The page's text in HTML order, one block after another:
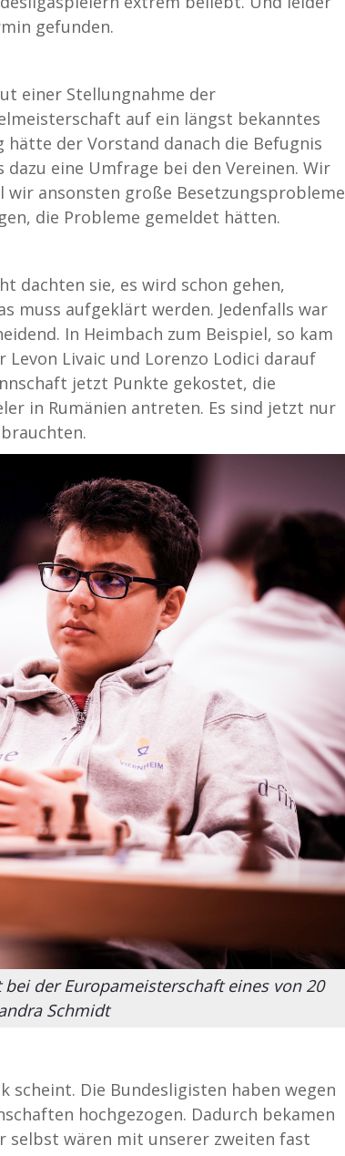
gefunden.
einer Stellungnahme der
auf ein längst bekanntes
der Vorstand danach die Befugnis
eine Umfrage bei den Vereinen. Wir
wir ansonsten große Besetzungsprobleme
die Probleme gemeldet hätten.
dachten sie, es wird schon gehen,
muss aufgeklärt werden. Jedenfalls war
In Heimbach zum Beispiel, so kam
Livaic und Lorenzo Lodici darauf
jetzt Punkte gekostet, die
in Rumänien antreten. Es sind jetzt nur
bei der Europameisterschaft eines von 20
Schmidt
scheint. Die Bundesligisten haben wegen
hochgezogen. Dadurch bekamen
selbst wären mit unserer zweiten fast